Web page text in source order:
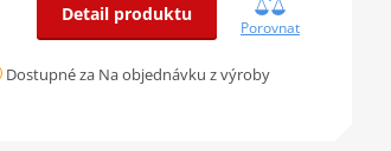
Detail produktu
Porovnat
Dostupné za Na objednávku z výroby